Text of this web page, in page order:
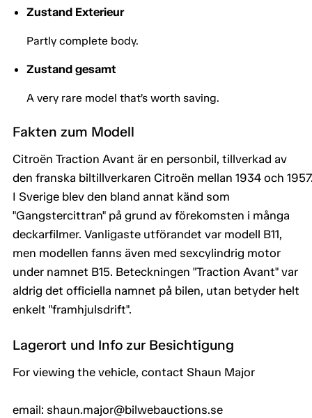
Zustand Exterieur
Partly complete body.
Zustand gesamt
A very rare model that’s worth saving.
Fakten zum Modell
Citroën Traction Avant är en personbil, tillverkad av
den franska biltillverkaren Citroën mellan 1934 och
I Sverige blev den bland annat känd som
"Gangstercittran" på grund av förekomsten i många
deckarfilmer. Vanligaste utförandet var modell B11,
men modellen fanns även med sexcylindrig motor
under namnet B15. Beteckningen "Traction Avant" var
aldrig det officiella namnet på bilen, utan betyder helt
enkelt "framhjulsdrift".
Lagerort und Info zur Besichtigung
For viewing the vehicle, contact Shaun Major
email: shaun.major@bilwebauctions.se